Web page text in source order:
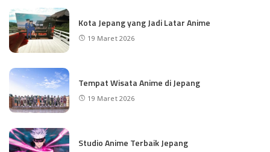
Kota Jepang yang Jadi Latar Anime
19 Maret 2026
Tempat Wisata Anime di Jepang
19 Maret 2026
Studio Anime Terbaik Jepang